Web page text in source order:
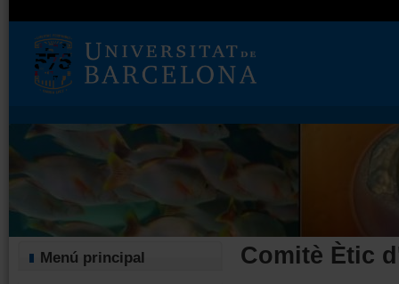
Menú principal Comitè Ètic